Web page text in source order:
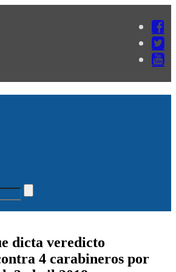
dicta veredicto
4 carabineros por